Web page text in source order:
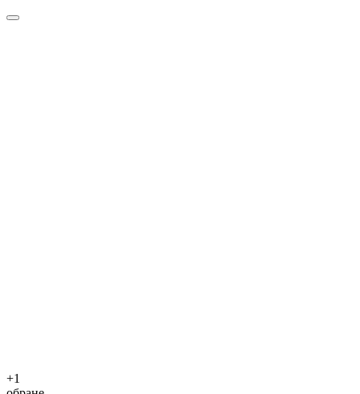
+1